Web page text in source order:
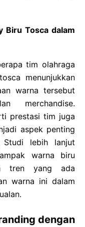
Biru Tosca dalam
tim olahraga
menunjukkan
warna tersebut
merchandise.
prestasi tim juga
aspek penting
Studi lebih lanjut
warna biru
tren yang ada
warna ini dalam
dengan